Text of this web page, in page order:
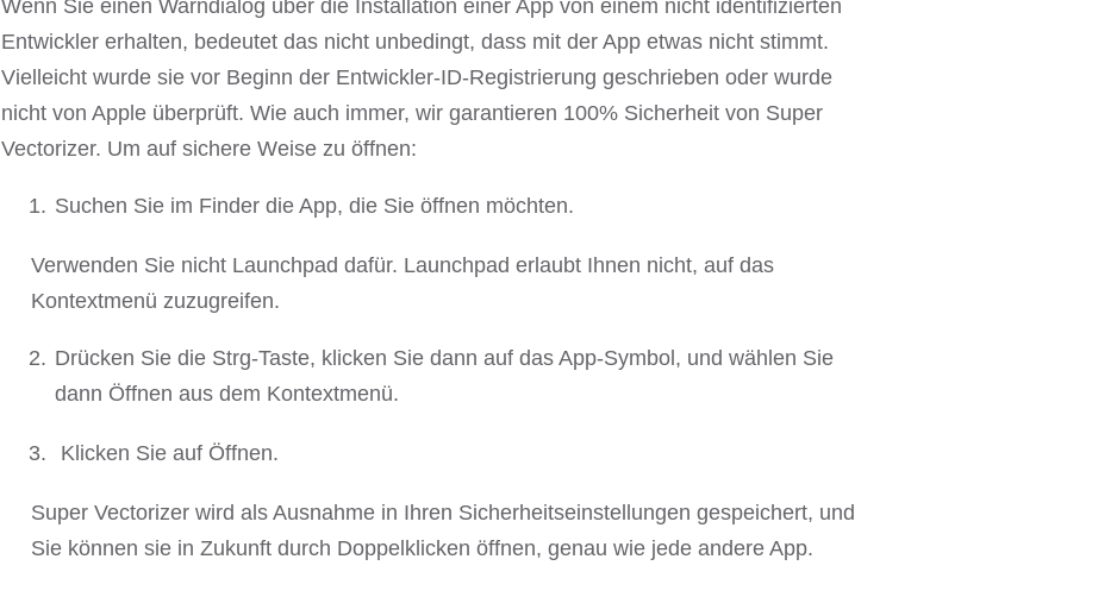
Wenn Sie einen Warndialog über die Installation einer App von einem nicht identifizierten
Entwickler erhalten, bedeutet das nicht unbedingt, dass mit der App etwas nicht stimmt.
Vielleicht wurde sie vor Beginn der Entwickler-ID-Registrierung geschrieben oder wurde
nicht von Apple überprüft. Wie auch immer, wir garantieren 100% Sicherheit von Super
Vectorizer. Um auf sichere Weise zu öffnen:
Suchen Sie im Finder die App, die Sie öffnen möchten.
Verwenden Sie nicht Launchpad dafür. Launchpad erlaubt Ihnen nicht, auf das
Kontextmenü zuzugreifen.
Drücken Sie die Strg-Taste, klicken Sie dann auf das App-Symbol, und wählen Sie
dann Öffnen aus dem Kontextmenü.
Klicken Sie auf Öffnen.
Super Vectorizer wird als Ausnahme in Ihren Sicherheitseinstellungen gespeichert, und
Sie können sie in Zukunft durch Doppelklicken öffnen, genau wie jede andere App.